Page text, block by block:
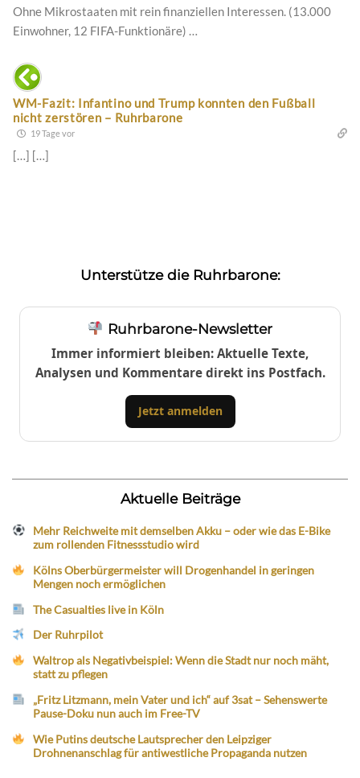
Ohne Mikrostaaten mit rein finanziellen Interessen. (13.000
Einwohner, 12 FIFA-Funktionäre) …
WM-Fazit: Infantino und Trump konnten den Fußball
nicht zerstören – Ruhrbarone
19 Tage vor
[…] […]
Unterstütze die Ruhrbarone:
Ruhrbarone-Newsletter
Immer informiert bleiben: Aktuelle Texte,
Analysen und Kommentare direkt ins Postfach.
Jetzt anmelden
Aktuelle Beiträge
Mehr Reichweite mit demselben Akku – oder wie das E-Bike
zum rollenden Fitnessstudio wird
Kölns Oberbürgermeister will Drogenhandel in geringen
Mengen noch ermöglichen
The Casualties live in Köln
Der Ruhrpilot
Waltrop als Negativbeispiel: Wenn die Stadt nur noch mäht,
statt zu pflegen
„Fritz Litzmann, mein Vater und ich“ auf 3sat – Sehenswerte
Pause-Doku nun auch im Free-TV
Wie Putins deutsche Lautsprecher den Leipziger
Drohnenanschlag für antiwestliche Propaganda nutzen